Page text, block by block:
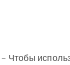
– Чтобы